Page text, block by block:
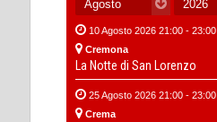
10 Agosto 2026 21:00 - 23:00
Cremona
La Notte di San Lorenzo
25 Agosto 2026 21:00 - 23:00
Crema